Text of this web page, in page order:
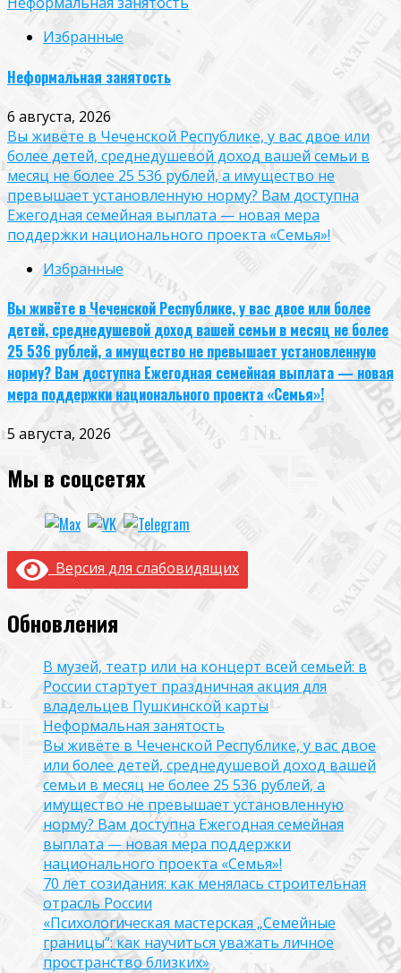
Избранные
Неформальная занятость
6 августа, 2026
Вы живёте в Чеченской Республике, у вас двое или
более детей, среднедушевой доход вашей семьи в
месяц не более 25 536 рублей, а имущество не
превышает установленную норму? Вам доступна
Ежегодная семейная выплата — новая мера
поддержки национального проекта «Семья»!
Избранные
Вы живёте в Чеченской Республике, у вас двое или более
детей, среднедушевой доход вашей семьи в месяц не более
25 536 рублей, а имущество не превышает установленную
норму? Вам доступна Ежегодная семейная выплата — новая
мера поддержки национального проекта «Семья»!
5 августа, 2026
Мы в соцсетях
Версия для слабовидящих
Обновления
В музей, театр или на концерт всей семьей: в
России стартует праздничная акция для
владельцев Пушкинской карты
Неформальная занятость
Вы живёте в Чеченской Республике, у вас двое
или более детей, среднедушевой доход вашей
семьи в месяц не более 25 536 рублей, а
имущество не превышает установленную
норму? Вам доступна Ежегодная семейная
выплата — новая мера поддержки
национального проекта «Семья»!
70 лет созидания: как менялась строительная
отрасль России
«Психологическая мастерская „Семейные
границы“: как научиться уважать личное
пространство близких»